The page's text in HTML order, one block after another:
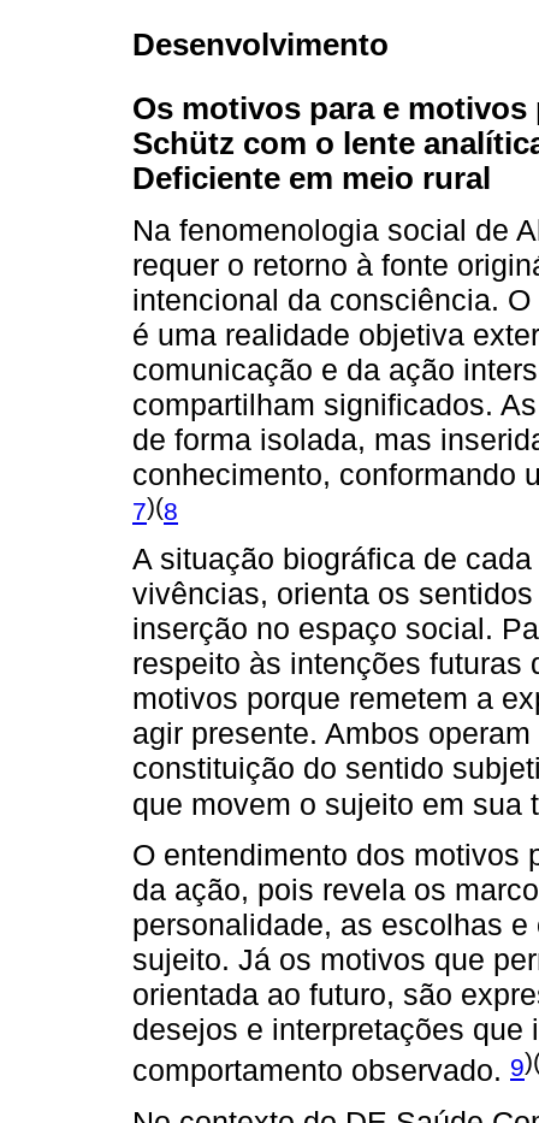
Desenvolvimento
Os motivos para e
Schütz com o lente
Deficiente em meio rural
Na fenomenologia social de
requer o retorno à fonte
intencional da consciência.
é uma realidade objetiva
comunicação e da ação
compartilham significados.
de forma isolada, mas
conhecimento, conformando
7)(8
A situação biográfica de
vivências, orienta os
inserção no espaço social.
respeito às intenções futuras
motivos porque remetem a
agir presente. Ambos
constituição do sentido
que movem o sujeito em
O entendimento dos motivos
da ação, pois revela os
personalidade, as escolhas
sujeito. Já os motivos que
orientada ao futuro, são
desejos e interpretações que
comportamento observado. 9